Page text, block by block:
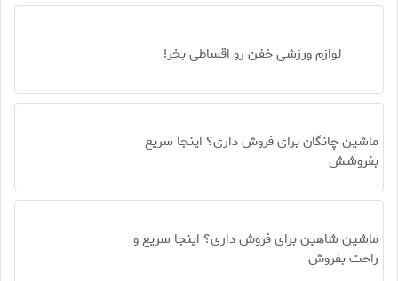
لوازم ورزشی خفن رو اقساطی بخر!
ماشین چانگان برای فروش داری؟ اینجا سریع
بفروشش
ماشین شاهین برای فروش داری؟ اینجا سریع و
راحت بفروش